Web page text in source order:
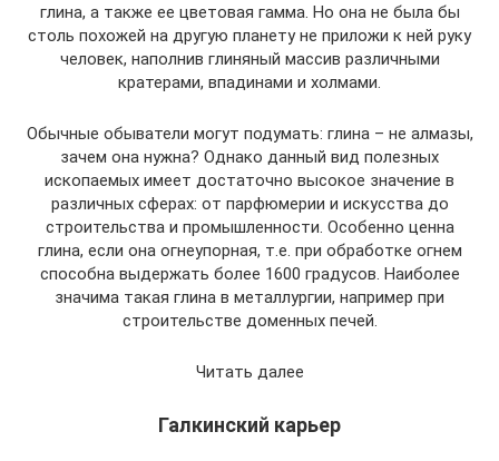
глина, а также ее цветовая гамма. Но она не была бы
столь похожей на другую планету не приложи к ней руку
человек, наполнив глиняный массив различными
кратерами, впадинами и холмами.
Обычные обыватели могут подумать: глина – не алмазы,
зачем она нужна? Однако данный вид полезных
ископаемых имеет достаточно высокое значение в
различных сферах: от парфюмерии и искусства до
строительства и промышленности. Особенно ценна
глина, если она огнеупорная, т.е. при обработке огнем
способна выдержать более 1600 градусов. Наиболее
значима такая глина в металлургии, например при
строительстве доменных печей.
Читать далее
Галкинский карьер